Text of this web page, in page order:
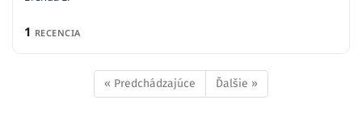
1 RECENCIA
« Predchádzajúce Ďalšie »